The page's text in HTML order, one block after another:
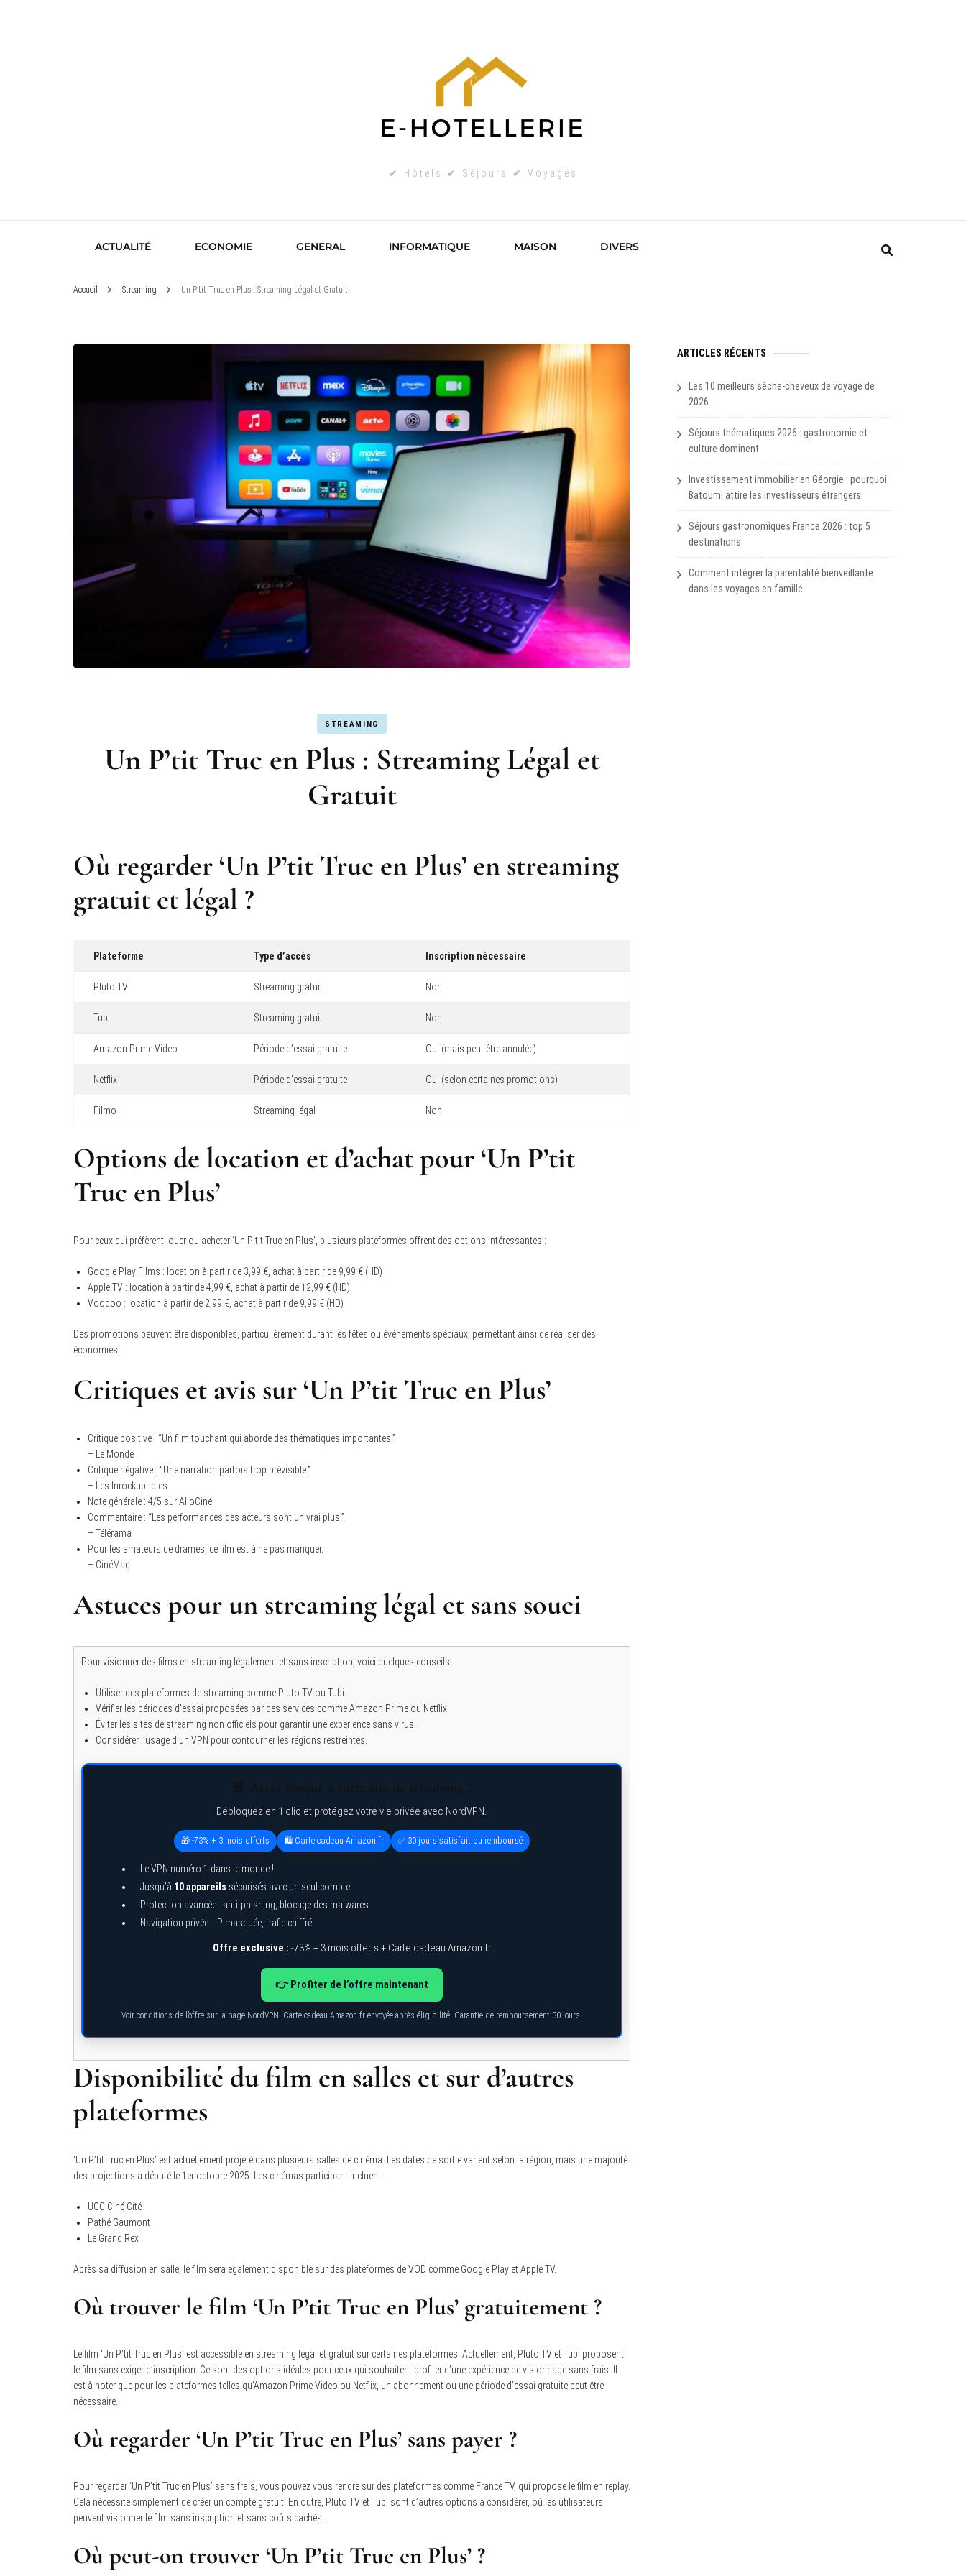
✔ Hôtels ✔ Séjours ✔ Voyages
ACTUALITÉ ECONOMIE GENERAL INFORMATIQUE MAISON DIVERS
Accueil Streaming Un P’tit Truc en Plus : Streaming Légal et Gratuit
STREAMING
Un P’tit Truc en Plus : Streaming Légal et
Gratuit
Où regarder ‘Un P’tit Truc en Plus’ en streaming
gratuit et légal ?
Plateforme Type d’accès Inscription nécessaire
Pluto TV Streaming gratuit Non
Tubi Streaming gratuit Non
Amazon Prime Video Période d’essai gratuite Oui (mais peut être annulée)
Netflix Période d’essai gratuite Oui (selon certaines promotions)
Filmo Streaming légal Non
Options de location et d’achat pour ‘Un P’tit
Truc en Plus’
Pour ceux qui préfèrent louer ou acheter ‘Un P’tit Truc en Plus’, plusieurs plateformes offrent des options intéressantes :
Google Play Films : location à partir de 3,99 €, achat à partir de 9,99 € (HD)
Apple TV : location à partir de 4,99 €, achat à partir de 12,99 € (HD)
Voodoo : location à partir de 2,99 €, achat à partir de 9,99 € (HD)
Des promotions peuvent être disponibles, particulièrement durant les fêtes ou événements spéciaux, permettant ainsi de réaliser des
économies.
Critiques et avis sur ‘Un P’tit Truc en Plus’
Critique positive : “Un film touchant qui aborde des thématiques importantes.”
– Le Monde
Critique négative : “Une narration parfois trop prévisible.”
– Les Inrockuptibles
Note générale : 4/5 sur AlloCiné
Commentaire : “Les performances des acteurs sont un vrai plus.”
– Télérama
Pour les amateurs de drames, ce film est à ne pas manquer.
– CinéMag
Astuces pour un streaming légal et sans souci
Pour visionner des films en streaming légalement et sans inscription, voici quelques conseils :
Utiliser des plateformes de streaming comme Pluto TV ou Tubi.
Vérifier les périodes d’essai proposées par des services comme Amazon Prime ou Netflix.
Éviter les sites de streaming non officiels pour garantir une expérience sans virus.
Considérer l’usage d’un VPN pour contourner les régions restreintes.
🚨 Accès bloqué à votre site de streaming ?
Débloquez en 1 clic et protégez votre vie privée avec NordVPN.
🎁 -73% + 3 mois offerts 🛍️ Carte cadeau Amazon.fr ✅ 30 jours satisfait ou remboursé
Le VPN numéro 1 dans le monde !
Jusqu’à 10 appareils sécurisés avec un seul compte
Protection avancée : anti-phishing, blocage des malwares
Navigation privée : IP masquée, trafic chiffré
Offre exclusive : -73% + 3 mois offerts + Carte cadeau Amazon.fr
👉 Profiter de l’offre maintenant
Voir conditions de l’offre sur la page NordVPN. Carte cadeau Amazon.fr envoyée après éligibilité. Garantie de remboursement 30 jours.
Disponibilité du film en salles et sur d’autres
plateformes
‘Un P’tit Truc en Plus’ est actuellement projeté dans plusieurs salles de cinéma. Les dates de sortie varient selon la région, mais une majorité
des projections a débuté le 1er octobre 2025. Les cinémas participant incluent :
UGC Ciné Cité
Pathé Gaumont
Le Grand Rex
Après sa diffusion en salle, le film sera également disponible sur des plateformes de VOD comme Google Play et Apple TV.
Où trouver le film ‘Un P’tit Truc en Plus’ gratuitement ?
Le film ‘Un P’tit Truc en Plus’ est accessible en streaming légal et gratuit sur certaines plateformes. Actuellement, Pluto TV et Tubi proposent
le film sans exiger d’inscription. Ce sont des options idéales pour ceux qui souhaitent profiter d’une expérience de visionnage sans frais. Il
est à noter que pour les plateformes telles qu’Amazon Prime Video ou Netflix, un abonnement ou une période d’essai gratuite peut être
nécessaire.
Où regarder ‘Un P’tit Truc en Plus’ sans payer ?
Pour regarder ‘Un P’tit Truc en Plus’ sans frais, vous pouvez vous rendre sur des plateformes comme France TV, qui propose le film en replay.
Cela nécessite simplement de créer un compte gratuit. En outre, Pluto TV et Tubi sont d’autres options à considérer, où les utilisateurs
peuvent visionner le film sans inscription et sans coûts cachés.
Où peut-on trouver ‘Un P’tit Truc en Plus’ ?
ARTICLES RÉCENTS
Les 10 meilleurs sèche-cheveux de voyage de
2026
Séjours thématiques 2026 : gastronomie et
culture dominent
Investissement immobilier en Géorgie : pourquoi
Batoumi attire les investisseurs étrangers
Séjours gastronomiques France 2026 : top 5
destinations
Comment intégrer la parentalité bienveillante
dans les voyages en famille